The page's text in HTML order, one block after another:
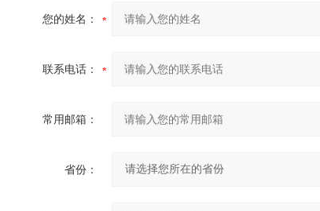
您的姓名：
联系电话：
常用邮箱：
省份：